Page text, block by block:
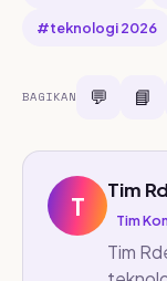
#teknologi 2026
BAGIKAN 💬 📘
T
Tim
Tim
Tim